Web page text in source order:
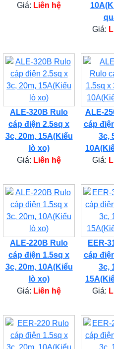
Giá: Liên hệ
Giá:
ALE-320B Rulo
cáp điện 2.5sq x
3c, 20m, 15A(Kiểu
lò xo)
Giá: Liên hệ
ALE-
cáp
3c,
Giá:
ALE-220B Rulo
cáp điện 1.5sq x
3c, 20m, 10A(Kiểu
lò xo)
Giá: Liên hệ
EER-
cáp
3c,
Giá: